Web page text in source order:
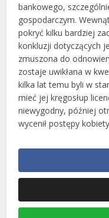
bankowego,
gospodarczym.
pokryć kilku bardziej
konkluzji dotyczących
zmuszona do
zostaje uwikłana w
kilka lat temu byli w
mieć jej kręgosłup
niewygodny, później
wycenił postępy